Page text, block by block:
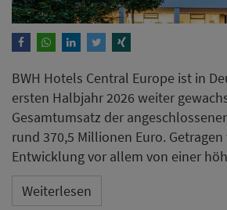
BWH Hotels Central Europe ist in
ersten Halbjahr 2026 weiter
Gesamtumsatz der
rund 370,5 Millionen Euro.
Entwicklung vor allem von einer
Weiterlesen